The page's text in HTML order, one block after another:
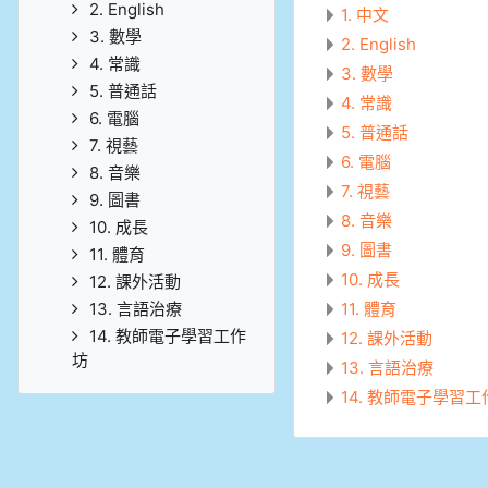
1. 中文
2. English
3. 數學
4. 常識
5. 普通話
6. 電腦
7. 視藝
8. 音樂
9. 圖書
10. 成長
11. 體育
12. 課外活動
13. 言語治療
14. 教師電子學習工
2. English
3. 數學
4. 常識
5. 普通話
6. 電腦
7. 視藝
8. 音樂
9. 圖書
10. 成長
11. 體育
12. 課外活動
13. 言語治療
14. 教師電子學習工作
坊